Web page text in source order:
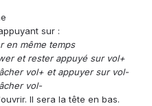
sur :
en même temps
et rester appuyé sur vol+
vol+ et appuyer sur vol-
vol-
Il sera la tête en bas.